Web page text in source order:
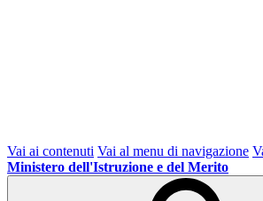
Vai ai contenuti Vai al menu di navigazione
Ministero dell'Istruzione e del Merito